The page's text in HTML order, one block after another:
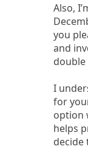
Also,
you
and
double
I
for
option
helps
decide